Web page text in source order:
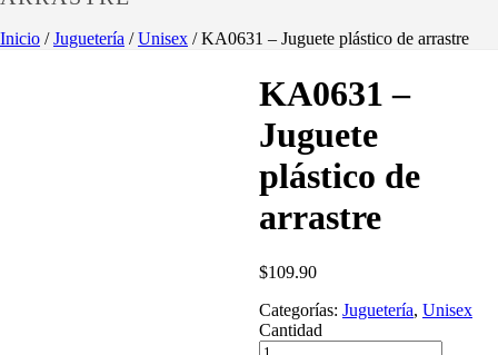
Inicio /Juguetería /Unisex / KA0631 – Juguete plástico de arrastre
KA0631 –
Juguete
plástico de
arrastre
$109.90
Categorías: Juguetería, Unisex
Cantidad